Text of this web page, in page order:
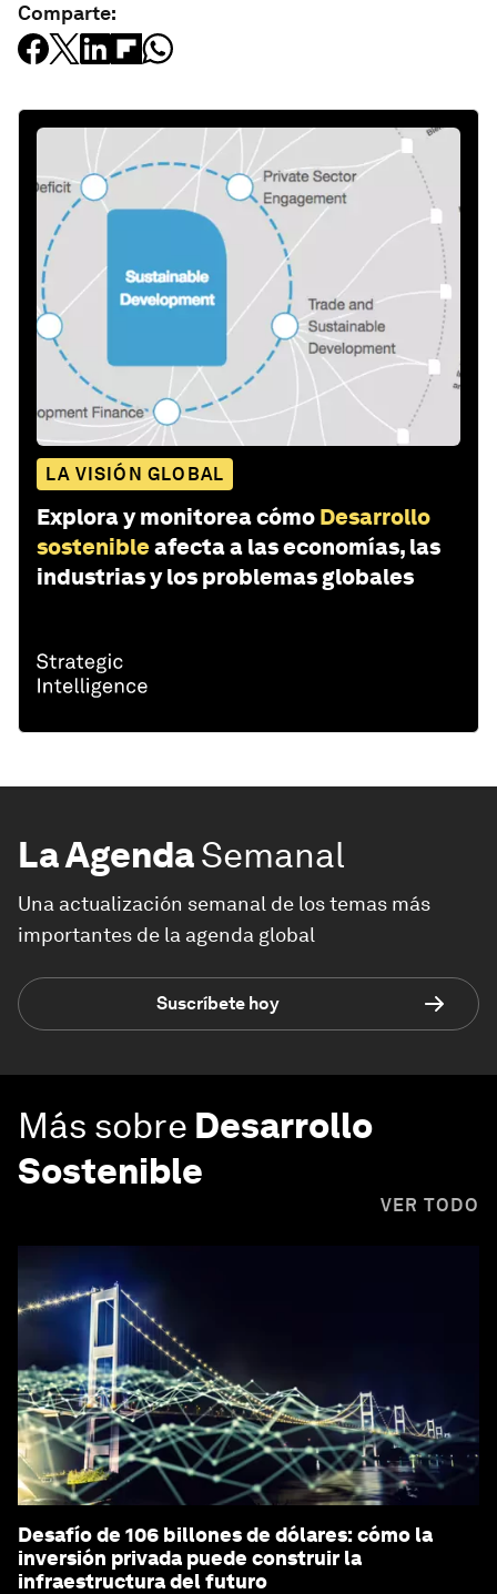
Comparte:
LA VISIÓN GLOBAL
Explora y monitorea cómo Desarrollo
sostenible afecta a las economías, las
industrias y los problemas globales
La AgendaSemanal
Una actualización semanal de los temas más
importantes de la agenda global
Suscríbete hoy
Más sobre Desarrollo
Sostenible
VER TODO
Desafío de 106 billones de dólares: cómo la
inversión privada puede construir la
infraestructura del futuro